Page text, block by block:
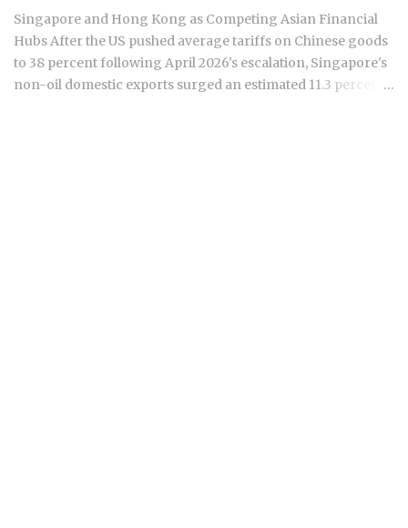
companies operate in the shadows of giants like TSMC and
Samsung but possess the pricing power typically reserved
for the industry elite. As AI hardw...
Singapore and Hong Kong as Competing Asian Financial
Hubs After the US pushed average tariffs on Chinese goods
to 38 percent following April 2026's escalation, Singapore's
non-oil domestic exports surged an estimated 11.3 percent